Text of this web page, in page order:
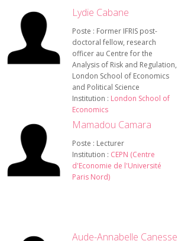
Lydie Cabane
Poste : Former IFRIS post-
doctoral fellow, research
officer au Centre for the
Analysis of Risk and Regulation,
London School of Economics
and Political Science
Institution : London School of
Economics
Mamadou Camara
Poste : Lecturer
Institution : CEPN (Centre
d'Economie de l'Université
Paris Nord)
Aude-Annabelle Canesse